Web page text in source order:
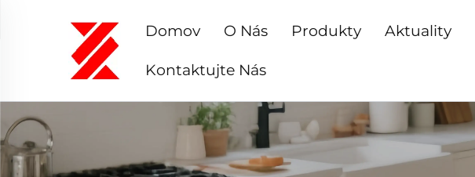
Domov O Nás Produkty Aktuality
Kontaktujte Nás